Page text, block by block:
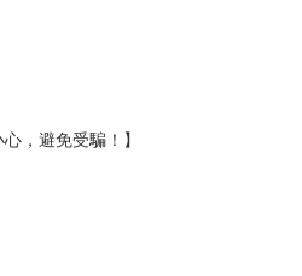
，避免受騙！】